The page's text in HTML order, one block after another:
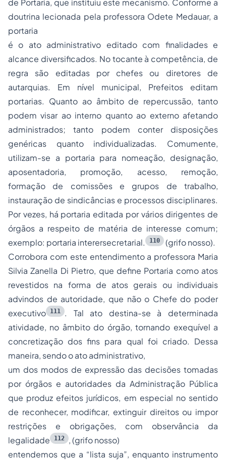
de Portaria, que instituiu este mecanismo. Conforme a
doutrina lecionada pela professora Odete Medauar, a
portaria
é o ato administrativo editado com finalidades e
alcance diversificados. No tocante à competência, de
regra são editadas por chefes ou diretores de
autarquias. Em nível municipal, Prefeitos editam
portarias. Quanto ao âmbito de repercussão, tanto
podem visar ao interno quanto ao externo afetando
administrados; tanto podem conter disposições
genéricas quanto individualizadas. Comumente,
utilizam-se a portaria para nomeação, designação,
aposentadoria, promoção, acesso, remoção,
formação de comissões e grupos de trabalho,
instauração de sindicâncias e processos disciplinares.
Por vezes, há portaria editada por vários dirigentes de
órgãos a respeito de matéria de interesse comum;
exemplo: portaria interersecretarial.
110
(grifo nosso).
Corrobora com este entendimento a professora Maria
Silvia Zanella Di Pietro, que define Portaria como atos
revestidos na forma de atos gerais ou individuais
advindos de autoridade, que não o Chefe do poder
executivo
111
. Tal ato destina-se à determinada
atividade, no âmbito do órgão, tornando exequível a
concretização dos fins para qual foi criado. Dessa
maneira, sendo o ato administrativo,
um dos modos de expressão das decisões tomadas
por órgãos e autoridades da Administração Pública
que produz efeitos jurídicos, em especial no sentido
de reconhecer, modificar, extinguir direitos ou impor
restrições e obrigações, com observância da
legalidade
112
, (grifo nosso)
entendemos que a “lista suja”, enquanto instrumento